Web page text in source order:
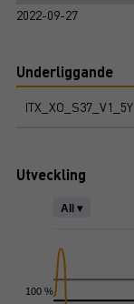
2022-09-27
Underliggande
ITX_XO_S37_V1_5Y
Utveckling
All ▾
100 %